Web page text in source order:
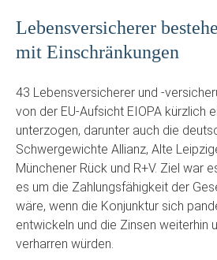
Lebensversicherer
mit Einschränkungen
43 Lebensversicherer und -
von der EU-Aufsicht EIOPA kürzlich
unterzogen, darunter auch die
Schwergewichte Allianz, Alte
Münchener Rück und R+V. Ziel war
es um die Zahlungsfähigkeit der
wäre, wenn die Konjunktur sich
entwickeln und die Zinsen weiterhin
verharren würden.